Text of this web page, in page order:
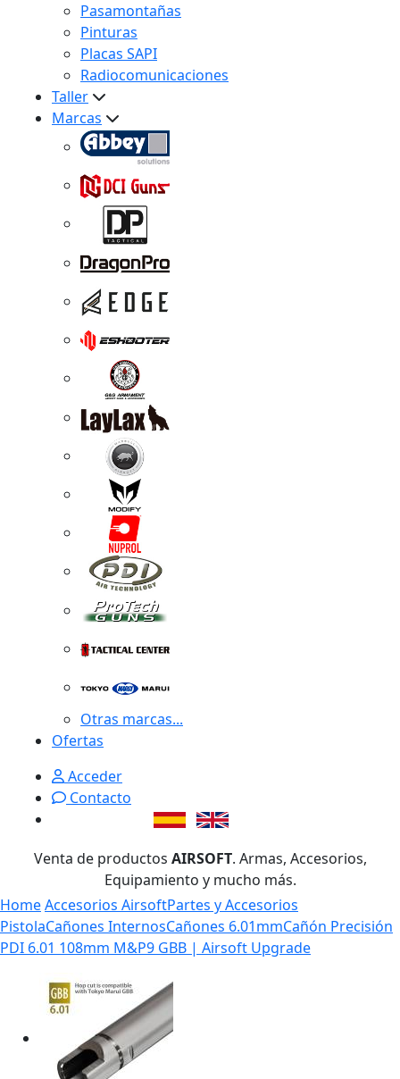
Pasamontañas
Pinturas
Placas SAPI
Radiocomunicaciones
Taller
Marcas
Otras marcas...
Ofertas
Acceder
Contacto
Venta de productos AIRSOFT. Armas, Accesorios,
Equipamiento y mucho más.
HomeAccesorios AirsoftPartes y Accesorios
PistolaCañones InternosCañones 6.01mmCañón Precisión
PDI 6.01 108mm M&P9 GBB | Airsoft Upgrade